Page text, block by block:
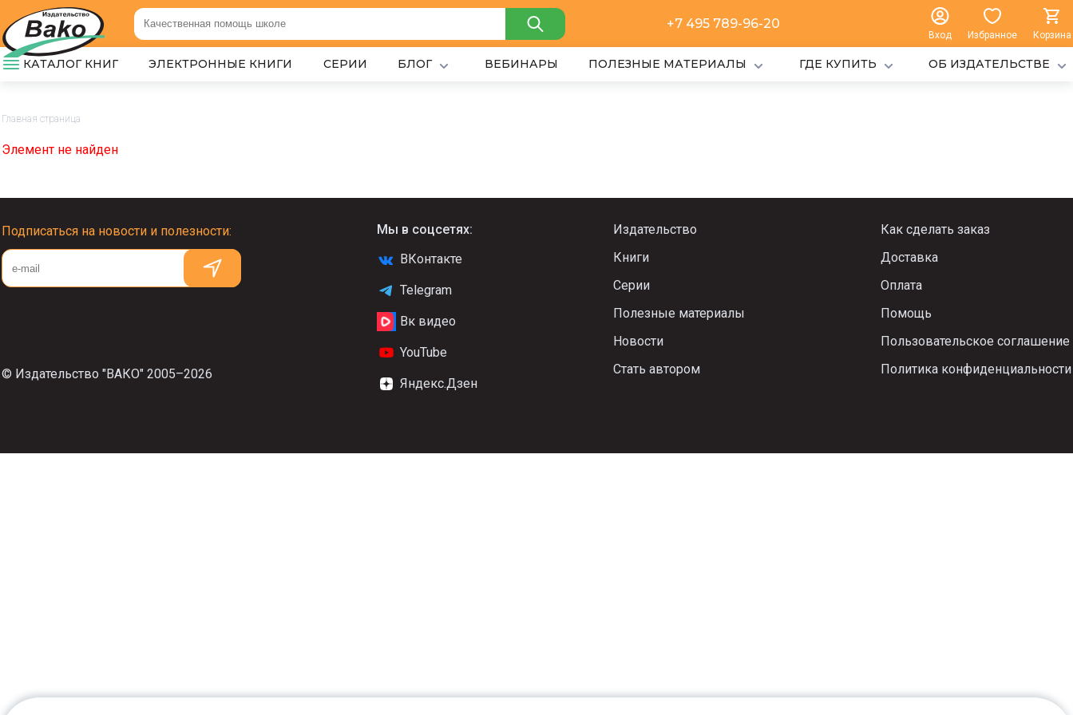
+7 495 789-96-20
Вход Избранное Корзина
КАТАЛОГ КНИГ ЭЛЕКТРОННЫЕ КНИГИ СЕРИИ БЛОГ ВЕБИНАРЫ ПОЛЕЗНЫЕ МАТЕРИАЛЫ ГДЕ КУПИТЬ ОБ ИЗДАТЕЛЬСТВЕ
Главная страница
Элемент не найден
Подписаться на новости и полезности:
© Издательство "ВАКО" 2005–2026
Мы в соцсетях:
ВКонтакте
Telegram
Вк видео
YouTube
Яндекс.Дзен
Издательство
Книги
Серии
Полезные материалы
Новости
Стать автором
Как сделать заказ
Доставка
Оплата
Помощь
Пользовательское соглашение
Политика конфиденциальности